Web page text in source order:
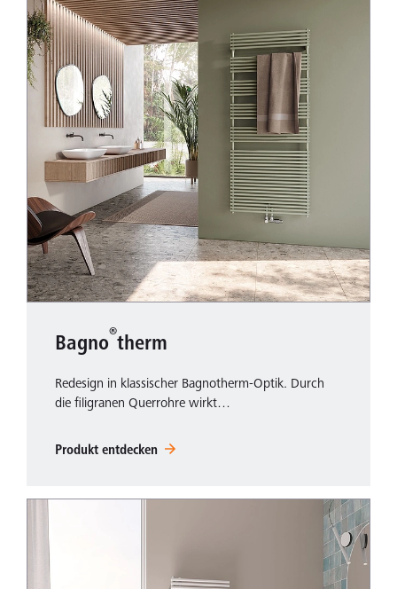
Bagno
®
therm
Redesign in klassischer Bagnotherm-Optik. Durch
die filigranen Querrohre wirkt…
Produkt entdecken